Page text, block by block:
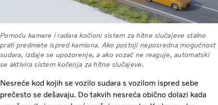
Pomoću kamere i radara kočioni sistem za hitne slučajeve stalno
prati predmete ispred kamiona. Ako postoji neposredna mogućnost
sudara, izdaje se upozorenje, a ako vozač ne reaguje, automatski
se aktivira sistem kočenja za hitne slučajeve.
Nesreće kod kojih se vozilo sudara s vozilom ispred sebe
prečesto se dešavaju. Do takvih nesreća obično dolazi kada